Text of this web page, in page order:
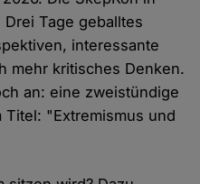
Tage geballtes
interessante
mehr kritisches Denken.
an: eine zweistündige
"Extremismus und